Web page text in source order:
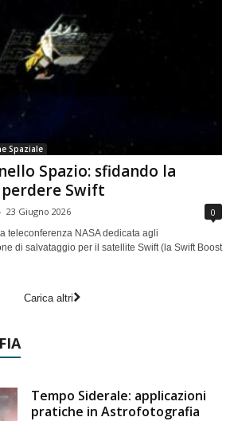
Spaziale
Spazio: sfidando la
Swift
23 Giugno 2026 0
teleconferenza NASA dedicata agli
di salvataggio per il satellite Swift (la Swift Boost
Carica altri
Tempo Siderale: applicazioni
pratiche in Astrofotografia